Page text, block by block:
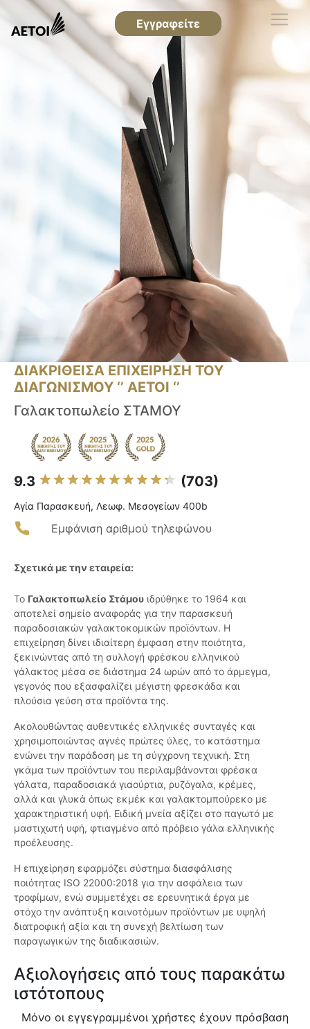
Εγγραφείτε
ΔΙΑΚΡΙΘΕΙΣΑ ΕΠΙΧΕΙΡΗΣΗ ΤΟΥ
ΔΙΑΓΩΝΙΣΜΟΥ ‘’ ΑΕΤΟΙ ‘’
Γαλακτοπωλείο ΣΤΑΜΟΥ
9.3 (703)
Αγία Παρασκευή, Λεωφ. Μεσογείων 400b
Εμφάνιση αριθμού τηλεφώνου
Σχετικά με την εταιρεία:
Το Γαλακτοπωλείο Στάμου ιδρύθηκε το 1964 και
αποτελεί σημείο αναφοράς για την παρασκευή
παραδοσιακών γαλακτοκομικών προϊόντων. Η
επιχείρηση δίνει ιδιαίτερη έμφαση στην ποιότητα,
ξεκινώντας από τη συλλογή φρέσκου ελληνικού
γάλακτος μέσα σε διάστημα 24 ωρών από το άρμεγμα,
γεγονός που εξασφαλίζει μέγιστη φρεσκάδα και
πλούσια γεύση στα προϊόντα της.
Ακολουθώντας αυθεντικές ελληνικές συνταγές και
χρησιμοποιώντας αγνές πρώτες ύλες, το κατάστημα
ενώνει την παράδοση με τη σύγχρονη τεχνική. Στη
γκάμα των προϊόντων του περιλαμβάνονται φρέσκα
γάλατα, παραδοσιακά γιαούρτια, ρυζόγαλα, κρέμες,
αλλά και γλυκά όπως εκμέκ και γαλακτομπούρεκο με
χαρακτηριστική υφή. Ειδική μνεία αξίζει στο παγωτό με
μαστιχωτή υφή, φτιαγμένο από πρόβειο γάλα ελληνικής
προέλευσης.
Η επιχείρηση εφαρμόζει σύστημα διασφάλισης
ποιότητας ISO 22000:2018 για την ασφάλεια των
τροφίμων, ενώ συμμετέχει σε ερευνητικά έργα με
στόχο την ανάπτυξη καινοτόμων προϊόντων με υψηλή
διατροφική αξία και τη συνεχή βελτίωση των
παραγωγικών της διαδικασιών.
Αξιολογήσεις από τους παρακάτω
ιστότοπους
Μόνο οι εγγεγραμμένοι χρήστες έχουν πρόσβαση